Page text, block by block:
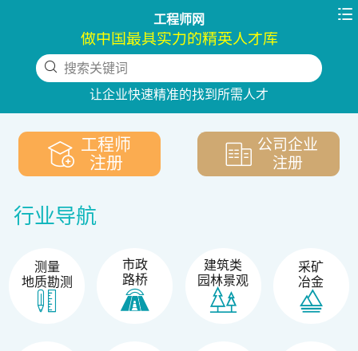
工程师网 
做中国最具实力的精英人才库
搜索关键词
让企业快速精准的找到所需人才
下拉刷新
工程师
注册
公司企业
注册
行业导航
测量
地质勘测
市政
路桥
建筑类
园林景观
采矿
冶金